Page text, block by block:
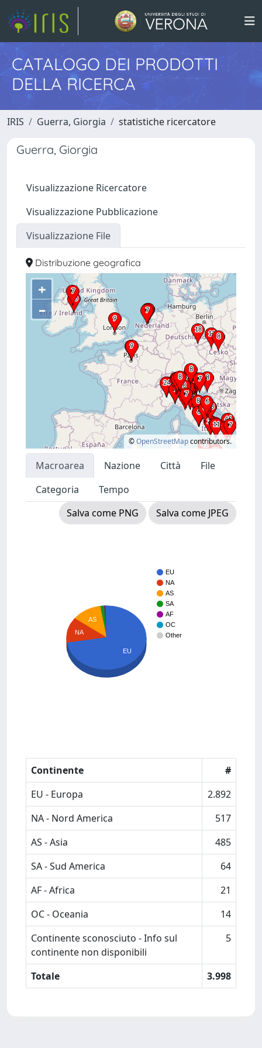
CATALOGO DEI PRODOTTI
DELLA RICERCA
IRIS Guerra, Giorgia statistiche ricercatore
Guerra, Giorgia
Visualizzazione Ricercatore
Visualizzazione Pubblicazione
Visualizzazione File
Distribuzione geografica
+
–
©OpenStreetMapcontributors.
Macroarea Nazione Città
File
Categoria
Tempo
Salva come PNG
Salva come JPEG
EU
NA
AS
SA
AF
OC
Other
AS
NA
EU
Continente
#
EU - Europa
2.892
NA - Nord America
517
AS - Asia
485
SA - Sud America
64
AF - Africa
21
OC - Oceania
14
Continente sconosciuto - Info sul
continente non disponibili
5
Totale 3.998